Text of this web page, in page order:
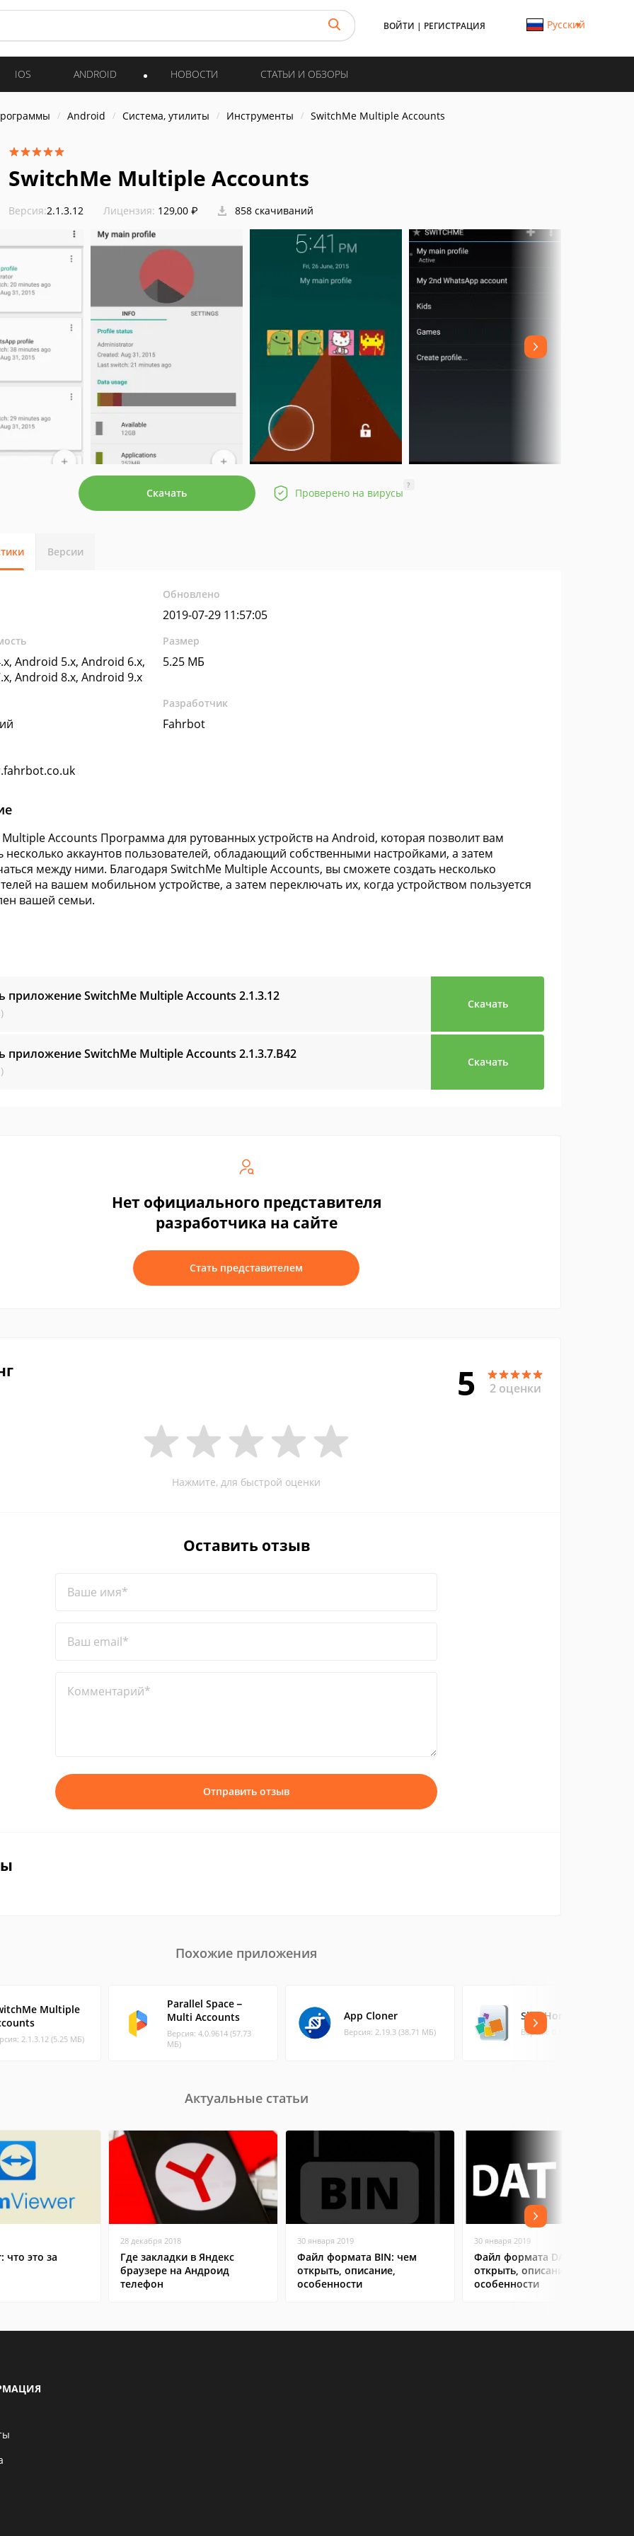
ВОЙТИ | РЕГИСТРАЦИЯ Русский
IOS ANDROID НОВОСТИ СТАТЬИ И ОБЗОРЫ
Android Система, утилиты Инструменты SwitchMe Multiple Accounts
SwitchMe Multiple Accounts
Версия:2.1.3.12 Лицензия: 129,00 ₽ 858 скачиваний
Скачать Проверено на вирусы
?
Версии
Обновлено
2019-07-29 11:57:05
Android 5.x, Android 6.x,
Android 8.x, Android 9.x
Размер
5.25 МБ
Разработчик
Fahrbot
Accounts Программа для рутованных устройств на Android, которая позволит вам
несколько аккаунтов пользователей, обладающий собственными настройками, а затем
между ними. Благодаря SwitchMe Multiple Accounts, вы сможете создать несколько
на вашем мобильном устройстве, а затем переключать их, когда устройством пользуется
вашей семьи.
приложение SwitchMe Multiple Accounts 2.1.3.12
Скачать
приложение SwitchMe Multiple Accounts 2.1.3.7.B42
Скачать
Нет официального представителя
разработчика на сайте
Стать представителем
5 2 оценки
Нажмите, для быстрой оценки
Оставить отзыв
Ваше имя*
Ваш email*
Комментарий*
Отправить отзыв
Похожие приложения
Multiple
2.1.3.12 (5.25 МБ)
Parallel Space－
Multi Accounts
Версия: 4.0.9614 (57.73
МБ)
App Cloner
Версия: 2.19.3 (38.71 МБ)
SlideHome - MyFavs
Версия: 0.69 (0.99 МБ)
Актуальные статьи
что это за
28 декабря 2018
Где закладки в Яндекс
браузере на Андроид
телефон
30 января 2019
Файл формата BIN: чем
открыть, описание,
особенности
30 января 2019
Файл формата DAT: чем
открыть, описание,
особенности